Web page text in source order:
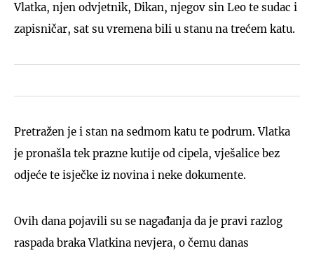
Vlatka, njen odvjetnik, Dikan, njegov sin Leo te sudac i
zapisničar, sat su vremena bili u stanu na trećem katu.
Pretražen je i stan na sedmom katu te podrum. Vlatka
je pronašla tek prazne kutije od cipela, vješalice bez
odjeće te isječke iz novina i neke dokumente.
Ovih dana pojavili su se nagađanja da je pravi razlog
raspada braka Vlatkina nevjera, o čemu danas